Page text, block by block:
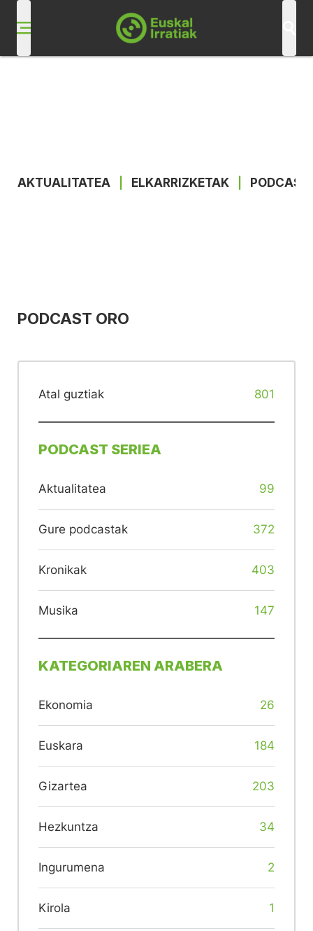
AKTUALITATEA ELKARRIZKETAK
PODCAST ORO
Atal guztiak 801
PODCAST SERIEA
Aktualitatea 99
Gure podcastak 372
Kronikak 403
Musika 147
KATEGORIAREN ARABERA
Ekonomia 26
Euskara 184
Gizartea 203
Hezkuntza 34
Ingurumena 2
Kirola 1